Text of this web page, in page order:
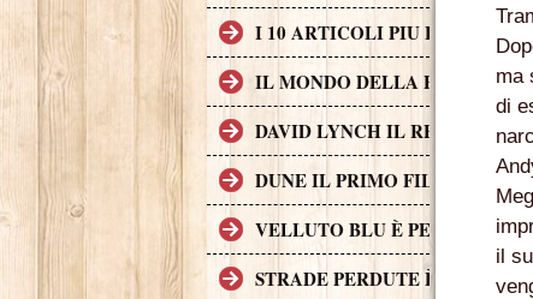
I 10 ARTICOLI PIU LETTI SUL
IL MONDO DELLA FINANZA
DAVID LYNCH IL REGISTA
DUNE IL PRIMO FILM DI
VELLUTO BLU È PER MOLTI
STRADE PERDUTE È UNA
ma
di
il